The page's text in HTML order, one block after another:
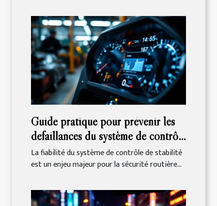
Guide pratique pour prévenir les
défaillances du système de contrôle
de stabilité
La fiabilité du système de contrôle de stabilité
est un enjeu majeur pour la sécurité routière...